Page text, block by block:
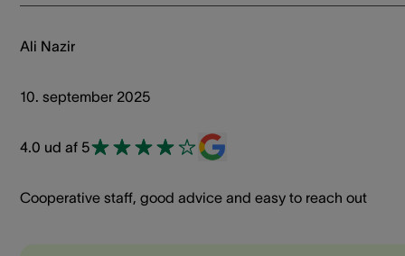
Ali Nazir
10. september 2025
4.0 ud af 5
Cooperative staff, good advice and easy to reach out